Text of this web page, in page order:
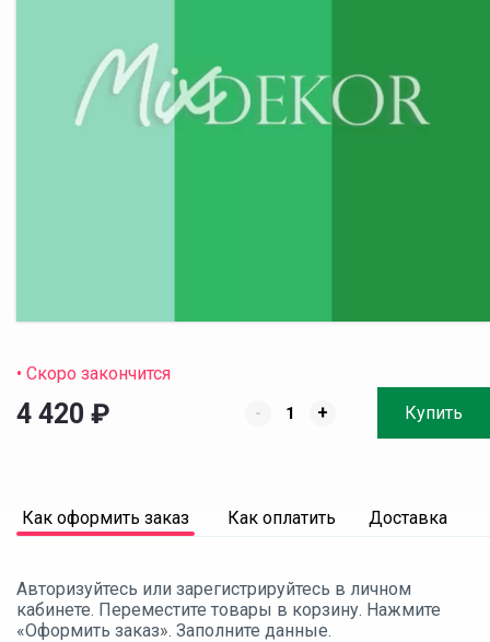
• Скоро закончится
4 420 ₽ - + Купить
Как оформить заказ Как оплатить Доставка
Авторизуйтесь или зарегистрируйтесь в личном
кабинете. Переместите товары в корзину. Нажмите
«Оформить заказ». Заполните данные.